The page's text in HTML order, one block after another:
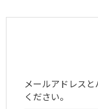
メールアドレス
ください。